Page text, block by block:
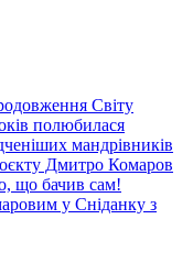
Світу
полюбилася
мандрівників
Дмитро Комаров
що бачив сам!
у Сніданку з